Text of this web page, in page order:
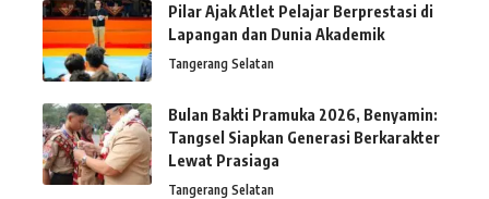
Pilar Ajak Atlet Pelajar Berprestasi di
Lapangan dan Dunia Akademik
Tangerang Selatan
Bulan Bakti Pramuka 2026, Benyamin:
Tangsel Siapkan Generasi Berkarakter
Lewat Prasiaga
Tangerang Selatan